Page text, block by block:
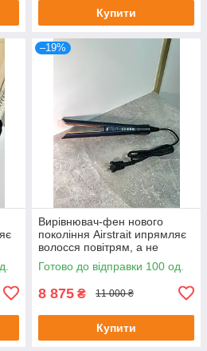
Купити
–19%
Вирівнювач-фен нового
покоління Airstrait ипрямляє
волосся повітрям, а не
пластинами
Готово до відправки 100 од.
8 875 ₴ 11 000 ₴
Купити